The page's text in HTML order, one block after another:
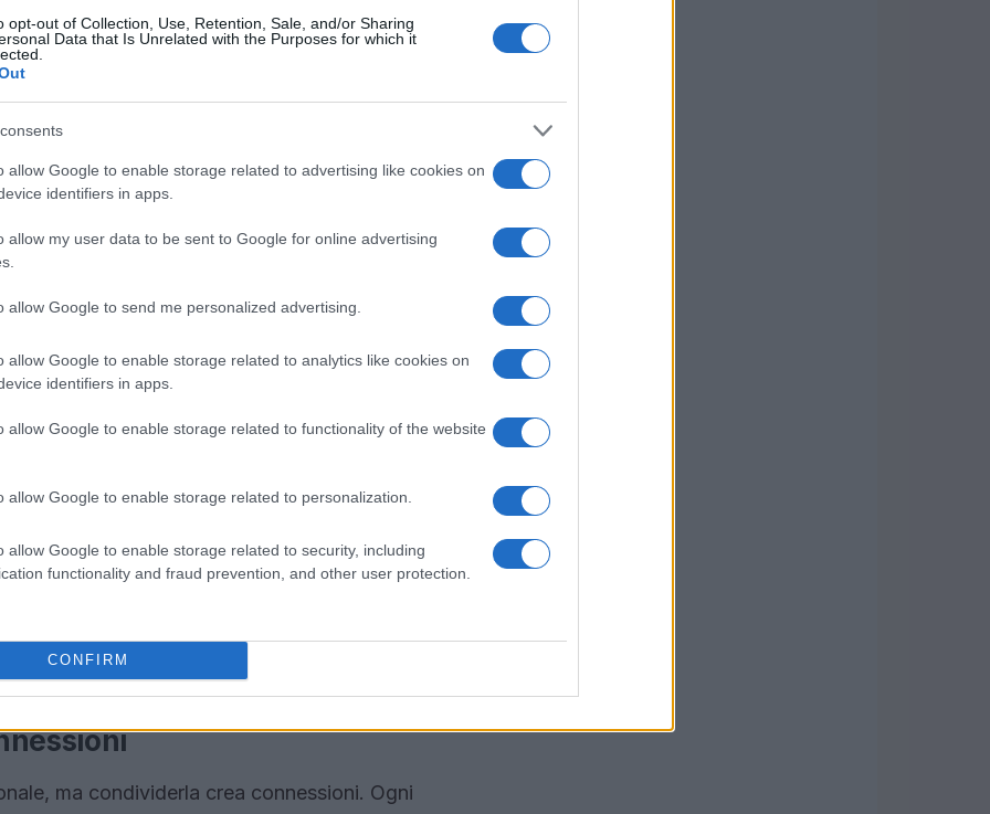
opt-out of Collection, Use, Retention, Sale, and/or Sharing
Data that Is Unrelated with the Purposes for which it
allow Google to enable storage related to advertising like cookies on
identifiers in apps.
allow my user data to be sent to Google for online advertising
allow Google to send me personalized advertising.
allow Google to enable storage related to analytics like cookies on
identifiers in apps.
allow Google to enable storage related to functionality of the website
allow Google to enable storage related to personalization.
allow Google to enable storage related to security, including
functionality and fraud prevention, and other user protection.
CONFIRM
hanno dimostrato che la creatività non ha
il passato, ma si proiettano verso il futuro,
fresche. I Cure, con il loro ultimo
nostalgica, ricordandoci perché sono
dischi non sono solo musica, ma vere e
in un viaggio emotivo.
emergenti
nuovi talenti che hanno saputo conquistare
trovato una nuova vita, mescolandosi con
l’assurdo, dimostrando che essere
artisti, con il loro approccio innovativo,
portando nuove idee e suoni che ci
ma condividerla crea connessioni. Ogni